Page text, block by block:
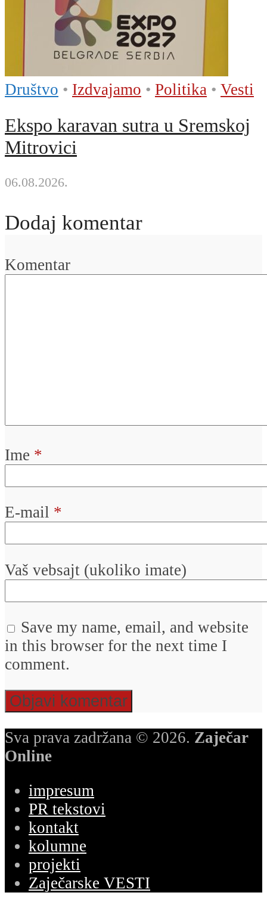
Društvo • Izdvajamo • Politika • Vesti
Ekspo karavan sutra u Sremskoj
Mitrovici
06.08.2026.
Dodaj komentar
Komentar
Ime *
E-mail *
Vaš vebsajt (ukoliko imate)
Save my name, email, and website
in this browser for the next time I
comment.
Sva prava zadržana © 2026. Zaječar
Online
impresum
PR tekstovi
kontakt
kolumne
projekti
Zaječarske VESTI